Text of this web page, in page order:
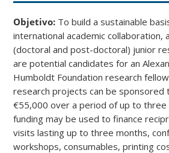
Objetivo: To build a sustainable
international academic collaboration,
(doctoral and post-doctoral) junior
are potential candidates for an
Humboldt Foundation research
research projects can be sponsored
€55,000 over a period of up to three
funding may be used to finance
visits lasting up to three months,
workshops, consumables, printing